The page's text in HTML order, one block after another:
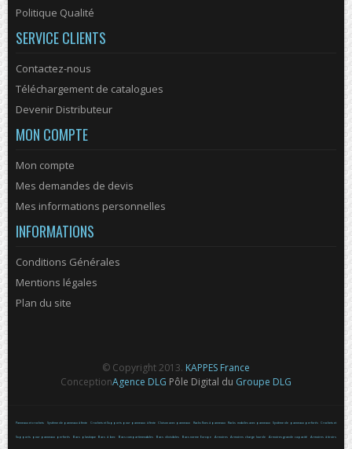
Politique Qualité
SERVICE CLIENTS
Contactez-nous
Téléchargement de catalogues
Devenir Distributeur
MON COMPTE
Mon compte
Mes demandes de devis
Mes informations personnelles
INFORMATIONS
Conditions Générales
Mentions légales
Plan du site
© Copyright 2013. KAPPES France
ConceptionAgence DLG Pôle Digital du Groupe DLG
Panneaux et crochets Système de panneaux à fente Crochets et Supports pour panneaux à fente Cloison avec panneaux Racks fixes à panneaux Racks mobiles avec panneaux Système de panneaux perforés Crochets et
Supports pour panneaux perforés Bacs plastique Bacs à bec Bacs compartimenables Bacs divisibles Bacs norme Europe Armoires Armoires charge lourde Armoires grande capacité Armoires à tiroirs